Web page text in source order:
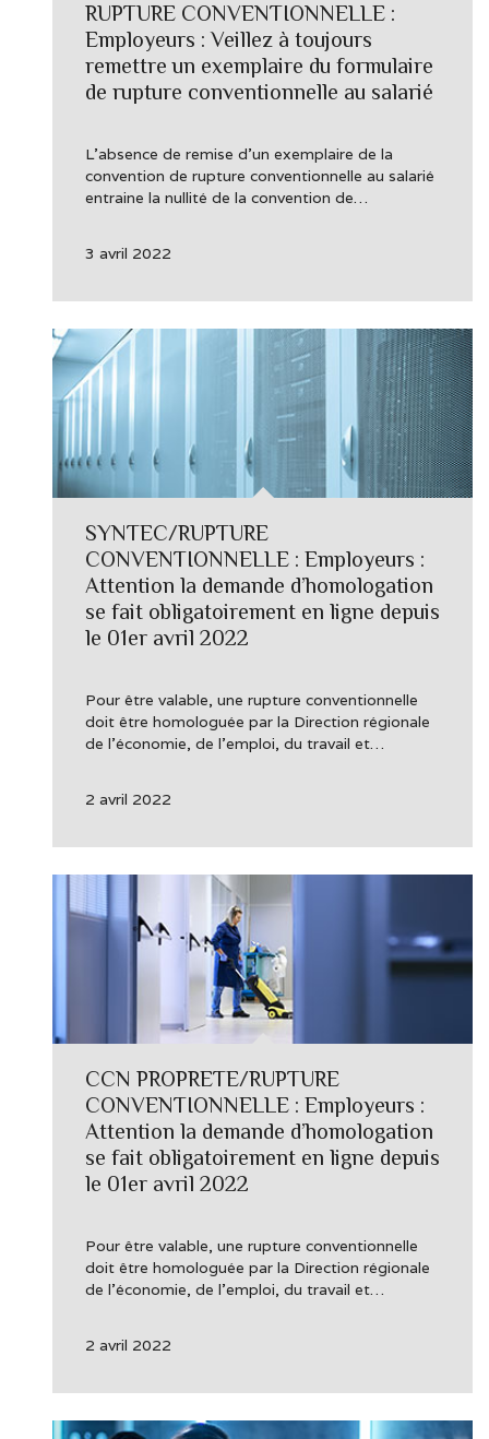
RUPTURE CONVENTIONNELLE :
Employeurs : Veillez à toujours
remettre un exemplaire du formulaire
de rupture conventionnelle au salarié
L’absence de remise d’un exemplaire de la
convention de rupture conventionnelle au salarié
entraine la nullité de la convention de…
3 avril 2022
SYNTEC/RUPTURE
CONVENTIONNELLE : Employeurs :
Attention la demande d’homologation
se fait obligatoirement en ligne depuis
le 01er avril 2022
Pour être valable, une rupture conventionnelle
doit être homologuée par la Direction régionale
de l’économie, de l’emploi, du travail et…
2 avril 2022
CCN PROPRETE/RUPTURE
CONVENTIONNELLE : Employeurs :
Attention la demande d’homologation
se fait obligatoirement en ligne depuis
le 01er avril 2022
Pour être valable, une rupture conventionnelle
doit être homologuée par la Direction régionale
de l’économie, de l’emploi, du travail et…
2 avril 2022